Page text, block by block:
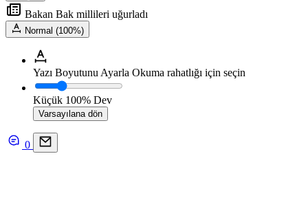
Bakan Bak millileri uğurladı
Normal (100%)
Yazı Boyutunu Ayarla Okuma rahatlığı için seçin
Küçük 100% Dev
Varsayılana dön
0